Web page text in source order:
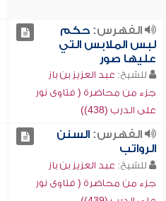
الفهرس:حكم
لبس الملابس التي
عليها صور
للشيخ: عبد العزيز بن باز
جزء من محاضرة ( فتاوى نور
على الدرب (438))
الفهرس:السنن
الرواتب
للشيخ: عبد العزيز بن باز
جزء من محاضرة ( فتاوى نور